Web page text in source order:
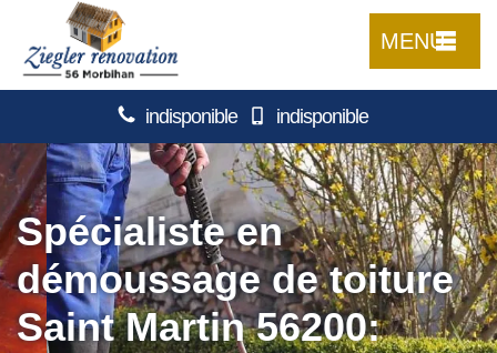
MENU
indisponible indisponible
Spécialiste en
démoussage de toiture
Saint Martin 56200: